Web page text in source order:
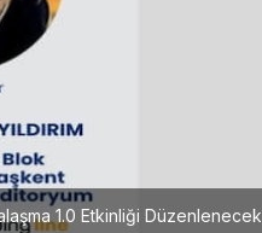
1.0 Etkinliği Düzenlenecek